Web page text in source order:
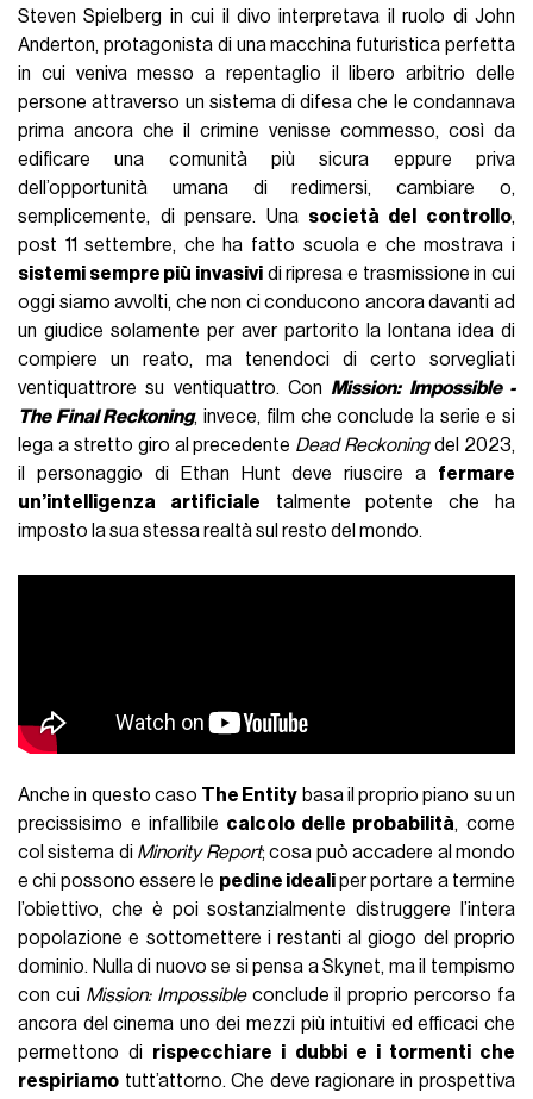
Steven Spielberg in cui il divo interpretava il ruolo di John
Anderton, protagonista di una macchina futuristica perfetta
in cui veniva messo a repentaglio il libero arbitrio delle
persone attraverso un sistema di difesa che le condannava
prima ancora che il crimine venisse commesso, così da
edificare una comunità più sicura eppure priva
dell’opportunità umana di redimersi, cambiare o,
semplicemente, di pensare. Una società del controllo,
post 11 settembre, che ha fatto scuola e che mostrava i
sistemi sempre più invasivi di ripresa e trasmissione in cui
oggi siamo avvolti, che non ci conducono ancora davanti ad
un giudice solamente per aver partorito la lontana idea di
compiere un reato, ma tenendoci di certo sorvegliati
ventiquattrore su ventiquattro. Con Mission: Impossible -
The Final Reckoning, invece, film che conclude la serie e si
lega a stretto giro al precedente Dead Reckoningdel 2023,
il personaggio di Ethan Hunt deve riuscire a fermare
un’intelligenza artificiale talmente potente che ha
imposto la sua stessa realtà sul resto del mondo.
Anche in questo caso The Entity basa il proprio piano su un
precissisimo e infallibile calcolo delle probabilità, come
col sistema di Minority Report; cosa può accadere al mondo
e chi possono essere le pedine idealiper portare a termine
l’obiettivo, che è poi sostanzialmente distruggere l’intera
popolazione e sottomettere i restanti al giogo del proprio
dominio. Nulla di nuovo se si pensa a Skynet, ma il tempismo
con cui Mission: Impossibleconclude il proprio percorso fa
ancora del cinema uno dei mezzi più intuitivi ed efficaci che
permettono di rispecchiare i dubbi e i tormenti che
respiriamo tutt’attorno. Che deve ragionare in prospettiva